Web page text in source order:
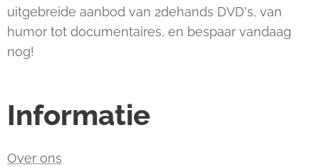
uitgebreide aanbod van 2dehands DVD's, van
humor tot documentaires, en bespaar vandaag
nog!
Informatie
Over ons